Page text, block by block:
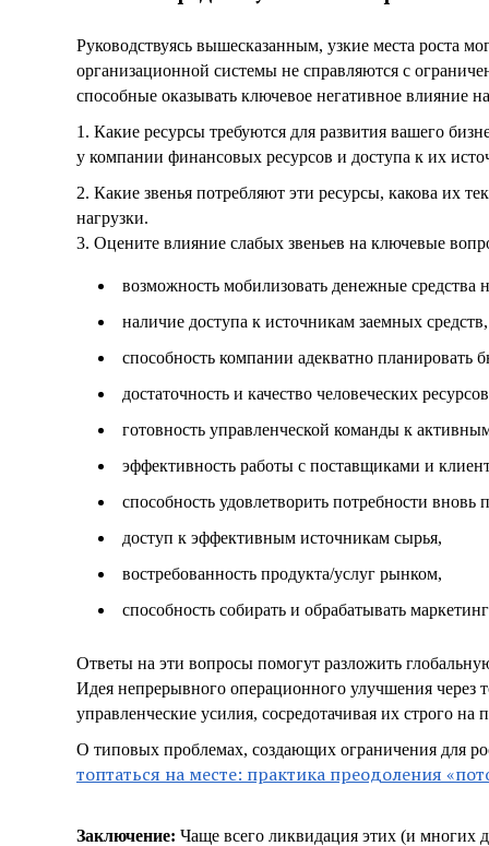
Руководствуясь вышесказанным, узкие места роста
организационной системы не справляются с
способные оказывать ключевое негативное влияние
1. Какие ресурсы требуются для развития вашего
у компании финансовых ресурсов и доступа к их
2. Какие звенья потребляют эти ресурсы, какова их
нагрузки.
3. Оцените влияние слабых звеньев на ключевые
возможность мобилизовать денежные средства
наличие доступа к источникам заемных средств,
способность компании адекватно планировать
достаточность и качество человеческих
готовность управленческой команды к
эффективность работы с поставщиками и
способность удовлетворить потребности
доступ к эффективным источникам сырья,
востребованность продукта/услуг рынком,
способность собирать и обрабатывать
Ответы на эти вопросы помогут разложить
Идея непрерывного операционного улучшения через
управленческие усилия, сосредотачивая их строго на
О типовых проблемах, создающих ограничения для
топтаться на месте: практика преодоления
Заключение: Чаще всего ликвидация этих (и многих